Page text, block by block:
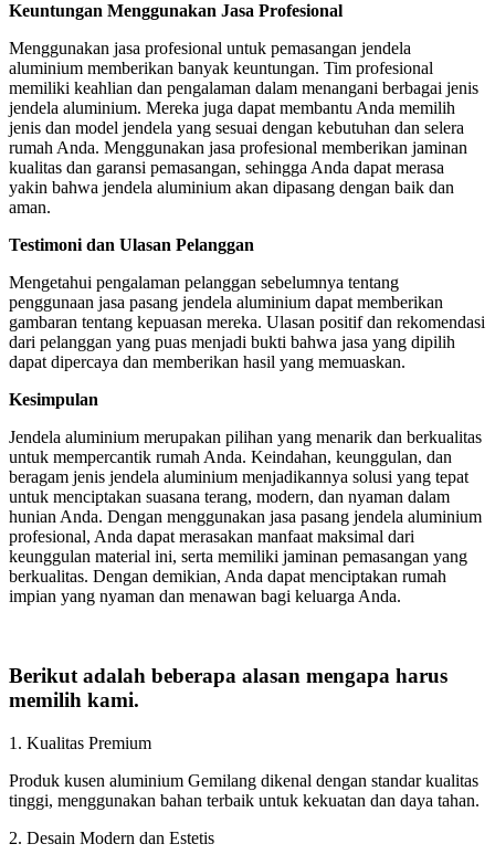
Keuntungan Menggunakan Jasa Profesional
Menggunakan jasa profesional untuk pemasangan jendela
aluminium memberikan banyak keuntungan. Tim profesional
memiliki keahlian dan pengalaman dalam menangani berbagai jenis
jendela aluminium. Mereka juga dapat membantu Anda memilih
jenis dan model jendela yang sesuai dengan kebutuhan dan selera
rumah Anda. Menggunakan jasa profesional memberikan jaminan
kualitas dan garansi pemasangan, sehingga Anda dapat merasa
yakin bahwa jendela aluminium akan dipasang dengan baik dan
aman.
Testimoni dan Ulasan Pelanggan
Mengetahui pengalaman pelanggan sebelumnya tentang
penggunaan jasa pasang jendela aluminium dapat memberikan
gambaran tentang kepuasan mereka. Ulasan positif dan rekomendasi
dari pelanggan yang puas menjadi bukti bahwa jasa yang dipilih
dapat dipercaya dan memberikan hasil yang memuaskan.
Kesimpulan
Jendela aluminium merupakan pilihan yang menarik dan berkualitas
untuk mempercantik rumah Anda. Keindahan, keunggulan, dan
beragam jenis jendela aluminium menjadikannya solusi yang tepat
untuk menciptakan suasana terang, modern, dan nyaman dalam
hunian Anda. Dengan menggunakan jasa pasang jendela aluminium
profesional, Anda dapat merasakan manfaat maksimal dari
keunggulan material ini, serta memiliki jaminan pemasangan yang
berkualitas. Dengan demikian, Anda dapat menciptakan rumah
impian yang nyaman dan menawan bagi keluarga Anda.
Berikut adalah beberapa alasan mengapa harus
memilih kami.
1. Kualitas Premium
Produk kusen aluminium Gemilang dikenal dengan standar kualitas
tinggi, menggunakan bahan terbaik untuk kekuatan dan daya tahan.
2. Desain Modern dan Estetis